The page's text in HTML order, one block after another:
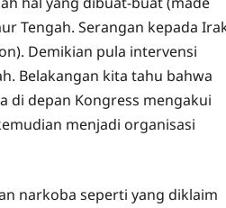
Tengah. Serangan kepada
Demikian pula intervensi
Belakangan kita tahu bahwa
di depan Kongress mengakui
menjadi organisasi
narkoba seperti yang diklaim